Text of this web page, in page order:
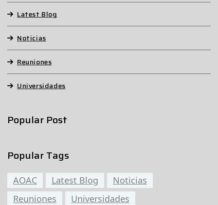
Latest Blog
Noticias
Reuniones
Universidades
Popular Post
Popular Tags
AOAC Latest Blog
Noticias
Reuniones
Universidades